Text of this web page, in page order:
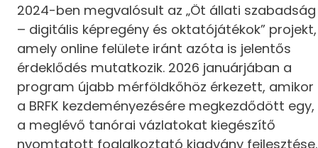
2024-ben megvalósult az „Öt állati szabadság
– digitális képregény és oktatójátékok” projekt,
amely online felülete iránt azóta is jelentős
érdeklődés mutatkozik. 2026 januárjában a
program újabb mérföldkőhöz érkezett, amikor
a BRFK kezdeményezésére megkezdődött egy,
a meglévő tanórai vázlatokat kiegészítő
nyomtatott foglalkoztató kiadvány fejlesztése.